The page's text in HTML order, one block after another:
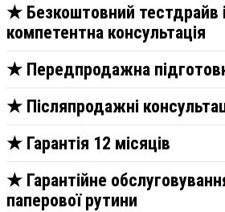
★ Безкоштовний тестдрайв і
компетентна консультація
★ Передпродажна
★ Післяпродажні
★ Гарантія 12 місяців
★ Гарантійне
паперової рутини